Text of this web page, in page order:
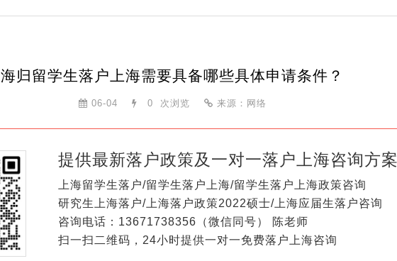
海归留学生落户上海需要具备哪些具体申请条件？
06-04 0 次浏览 来源：网络
提供最新落户政策及一对一落户上海咨询方案
上海留学生落户/留学生落户上海/留学生落户上海政策咨询
研究生上海落户/上海落户政策2022硕士/上海应届生落户咨询
咨询电话：13671738356（微信同号） 陈老师
扫一扫二维码，24小时提供一对一免费落户上海咨询